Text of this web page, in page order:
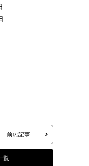
前の記事
覧